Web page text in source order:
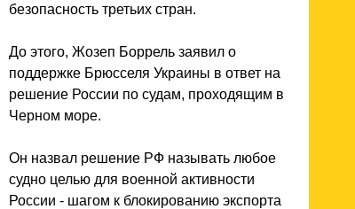
безопасность третьих стран.
До этого, Жозеп Боррель заявил о
поддержке Брюсселя Украины в ответ на
решение России по судам, проходящим в
Черном море.
Он назвал решение РФ называть любое
судно целью для военной активности
России - шагом к блокированию экспорта